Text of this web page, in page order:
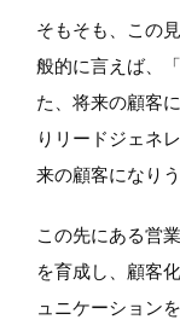
そもそも、この
般的に言えば、
た、将来の顧客
りリードジェネ
来の顧客になり
この先にある営
を育成し、顧客
ュニケーション